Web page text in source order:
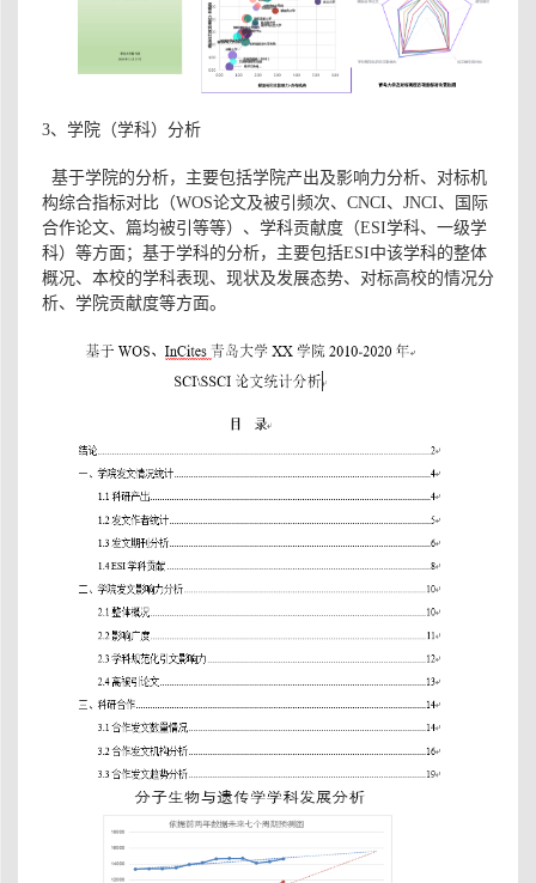
3、学院（学科）分析
基于学院的分析，主要包括学院产出及影响力分析、 对标机
构综合指标对比（WOS论文及被引频次、CNCI、JNCI、国际
合作论文、篇均被引等等）、 学科贡献度（ESI学科、一级学
科）等方面 ；基于学科的分析，主要包括ESI中该学科的整体
概况、 本校的学科表现、现状及发展态势、 对标高校的情况分
析、 学院贡献度等方面。